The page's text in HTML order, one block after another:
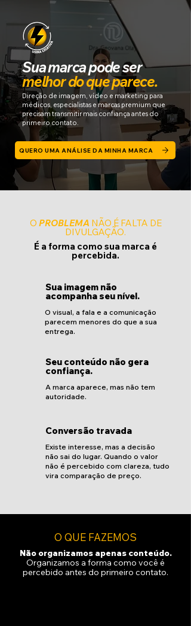
Sua marca pode ser
melhor do que parece.
Direção de imagem, vídeo e marketing para
médicos, especialistas e marcas premium que
precisam transmitir mais confiança antes do
primeiro contato.
QUERO UMA ANÁLISE DA MINHA MARCA
O PROBLEMA NÃO É FALTA DE
DIVULGAÇÃO.
É a forma como sua marca é
percebida.
Sua imagem não
acompanha seu nível.
O visual, a fala e a comunicação
parecem menores do que a sua
entrega.
Seu conteúdo não gera
confiança.
A marca aparece, mas não tem
autoridade.
Conversão travada
Existe interesse, mas a decisão
não sai do lugar. Quando o valor
não é percebido com clareza, tudo
vira comparação de preço.
O QUE FAZEMOS
Não organizamos apenas conteúdo.
Organizamos a forma como você é
percebido antes do primeiro contato.